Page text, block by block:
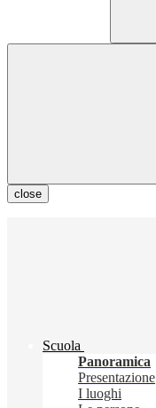
close
Scuola
Panoramica
Presentazione
I luoghi